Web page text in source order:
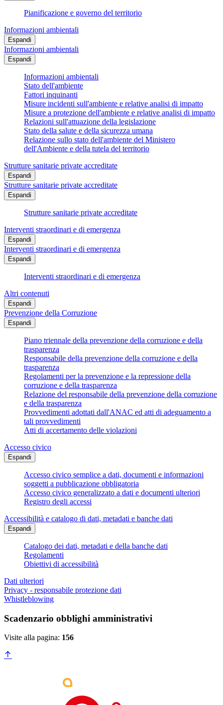
Pianificazione e governo del territorio
Informazioni ambientali
Espandi
Informazioni ambientali
Espandi
Informazioni ambientali
Stato dell'ambiente
Fattori inquinanti
Misure incidenti sull'ambiente e relative analisi di impatto
Misure a protezione dell'ambiente e relative analisi di impatto
Relazioni sull'attuazione della legislazione
Stato della salute e della sicurezza umana
Relazione sullo stato dell'ambiente del Ministero
dell'Ambiente e della tutela del territorio
Strutture sanitarie private accreditate
Espandi
Strutture sanitarie private accreditate
Espandi
Strutture sanitarie private accreditate
Interventi straordinari e di emergenza
Espandi
Interventi straordinari e di emergenza
Espandi
Interventi straordinari e di emergenza
Altri contenuti
Espandi
Prevenzione della Corruzione
Espandi
Piano triennale della prevenzione della corruzione e della
trasparenza
Responsabile della prevenzione della corruzione e della
trasparenza
Regolamenti per la prevenzione e la repressione della
corruzione e della trasparenza
Relazione del responsabile della prevenzione della corruzione
e della trasparenza
Provvedimenti adottati dall'ANAC ed atti di adeguamento a
tali provvedimenti
Atti di accertamento delle violazioni
Accesso civico
Espandi
Accesso civico semplice a dati, documenti e informazioni
soggetti a pubblicazione obbligatoria
Accesso civico generalizzato a dati e documenti ulteriori
Registro degli accessi
Accessibilità e catalogo di dati, metadati e banche dati
Espandi
Catalogo dei dati, metadati e della banche dati
Regolamenti
Obiettivi di accessibilità
Dati ulteriori
Privacy - responsabile protezione dati
Whistleblowing
Scadenzario obblighi amministrativi
Visite alla pagina: 156